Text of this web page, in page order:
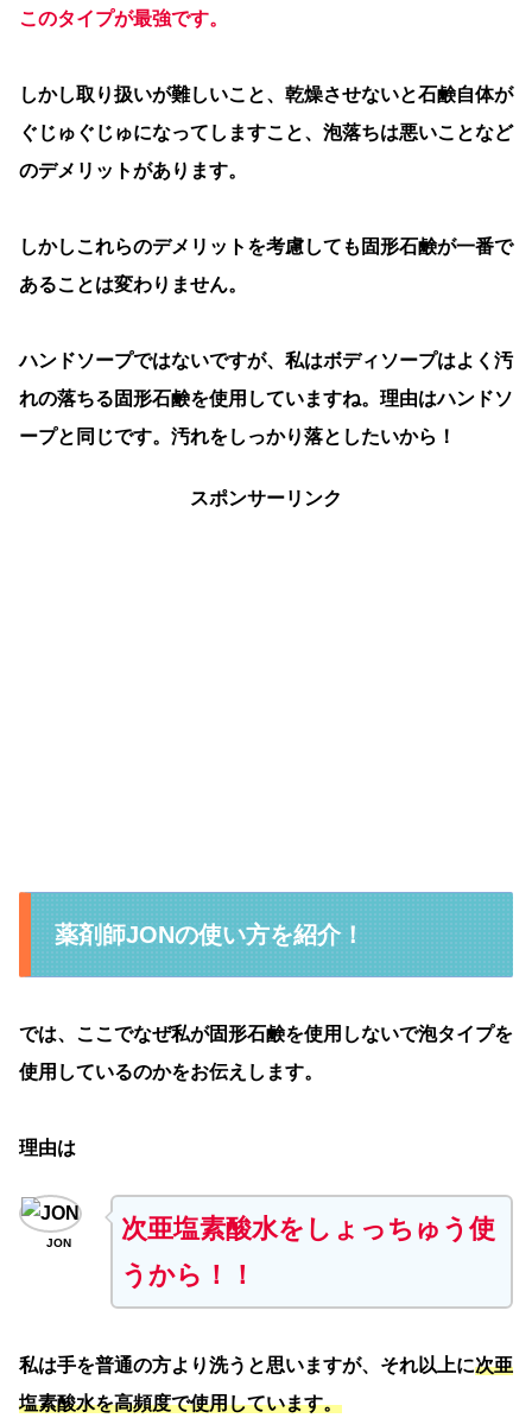
このタイプが最強です。
しかし取り扱いが難しいこと、乾燥させないと石鹸自体が
ぐじゅぐじゅになってしますこと、泡落ちは悪いことなど
のデメリットがあります。
しかしこれらのデメリットを考慮しても固形石鹸が一番で
あることは変わりません。
ハンドソープではないですが、私はボディソープはよく汚
れの落ちる固形石鹸を使用していますね。理由はハンドソ
ープと同じです。汚れをしっかり落としたいから！
スポンサーリンク
薬剤師JONの使い方を紹介！
では、ここでなぜ私が固形石鹸を使用しないで泡タイプを
使用しているのかをお伝えします。
理由は
JON
次亜塩素酸水をしょっちゅう使
うから！！
私は手を普通の方より洗うと思いますが、それ以上に次亜
塩素酸水を高頻度で使用しています。